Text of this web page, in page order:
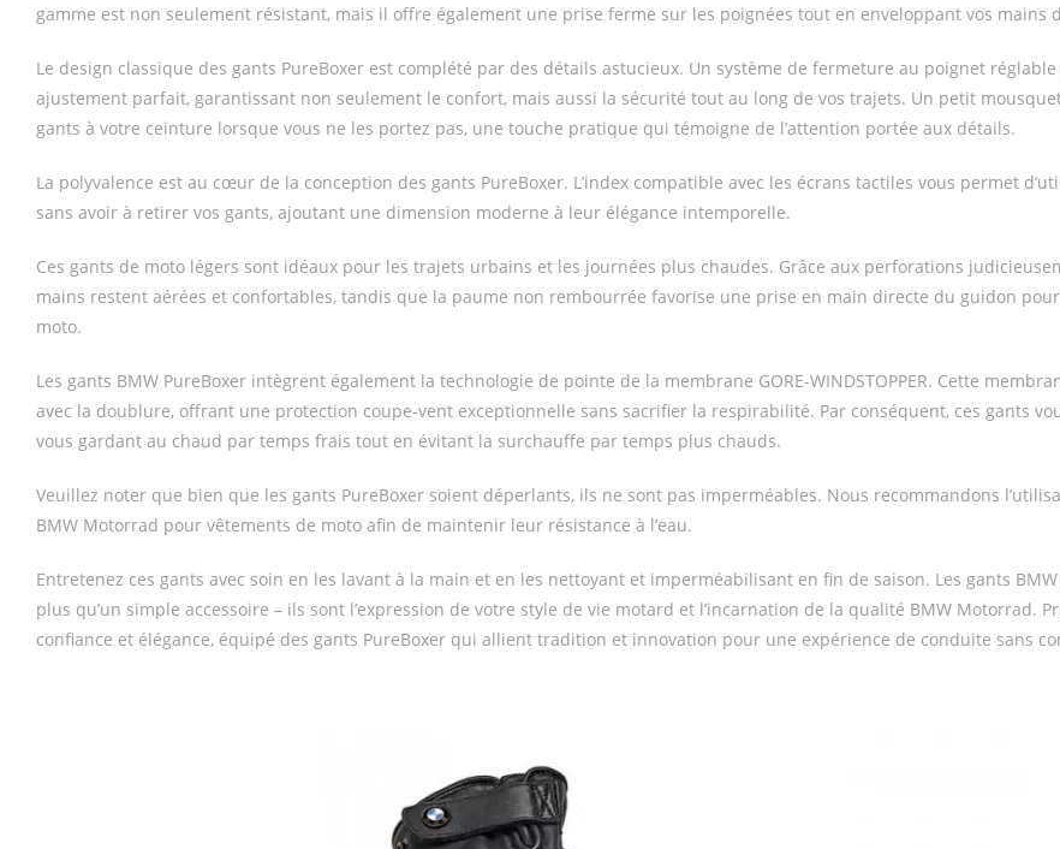
gamme est non seulement résistant, mais il offre également une prise ferme sur les poignées tout en enveloppant vos mains
Le design classique des gants PureBoxer est complété par des détails astucieux. Un système de fermeture au poignet
ajustement parfait, garantissant non seulement le confort, mais aussi la sécurité tout au long de vos trajets. Un petit
gants à votre ceinture lorsque vous ne les portez pas, une touche pratique qui témoigne de l’attention portée aux détails.
La polyvalence est au cœur de la conception des gants PureBoxer. L’index compatible avec les écrans tactiles vous permet
sans avoir à retirer vos gants, ajoutant une dimension moderne à leur élégance intemporelle.
Ces gants de moto légers sont idéaux pour les trajets urbains et les journées plus chaudes. Grâce aux perforations
mains restent aérées et confortables, tandis que la paume non rembourrée favorise une prise en main directe du guidon
moto.
Les gants BMW PureBoxer intègrent également la technologie de pointe de la membrane GORE-WINDSTOPPER. Cette
avec la doublure, offrant une protection coupe-vent exceptionnelle sans sacrifier la respirabilité. Par conséquent, ces gants
vous gardant au chaud par temps frais tout en évitant la surchauffe par temps plus chauds.
Veuillez noter que bien que les gants PureBoxer soient déperlants, ils ne sont pas imperméables. Nous recommandons
BMW Motorrad pour vêtements de moto afin de maintenir leur résistance à l’eau.
Entretenez ces gants avec soin en les lavant à la main et en les nettoyant et imperméabilisant en fin de saison. Les gants
plus qu’un simple accessoire – ils sont l’expression de votre style de vie motard et l’incarnation de la qualité BMW Motorrad.
confiance et élégance, équipé des gants PureBoxer qui allient tradition et innovation pour une expérience de conduite sans